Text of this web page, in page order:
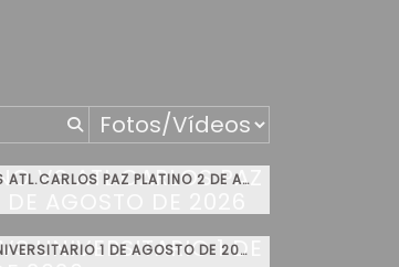
LASALLANO VS ATL.CARLOS PAZ PLATINO 2 DE AGOSTO DE 2026
PARQUE VS UNIVERSITARIO 1 DE AGOSTO DE 2026